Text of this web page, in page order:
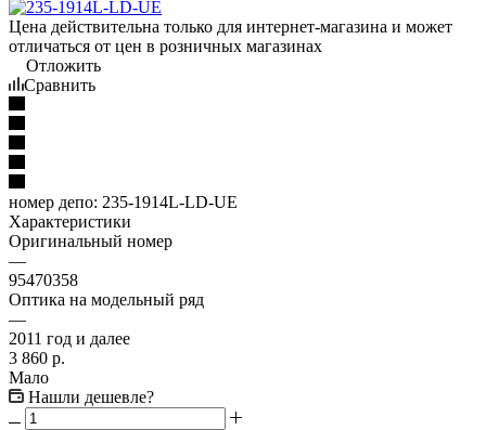
Цена действительна только для интернет-магазина и может
отличаться от цен в розничных магазинах
Отложить
Сравнить
номер депо: 235-1914L-LD-UE
Характеристики
Оригинальный номер
—
95470358
Оптика на модельный ряд
—
2011 год и далее
3 860 р.
Мало
Нашли дешевле?